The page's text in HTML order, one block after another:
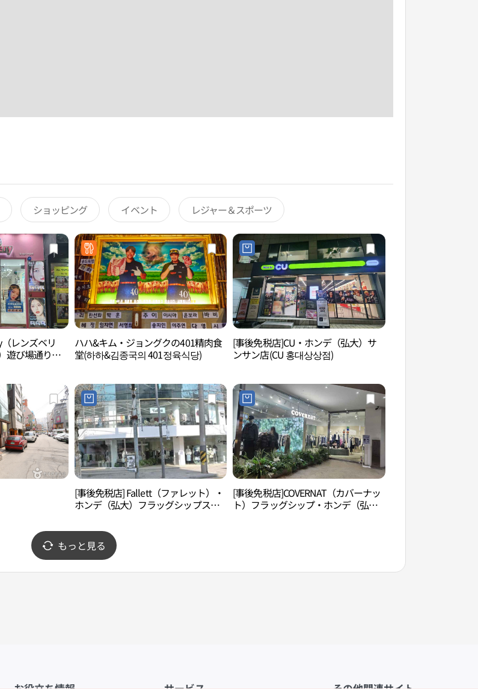
ショッピング イベント レジャー＆スポーツ
レンズベリ
遊び場通り店
ハハ&キム・ジョングクの401精肉食
堂(하하&김종국의 401정육식당)
[事後免税店]CU・ホンデ（弘大）サ
ンサン店(CU 홍대상상점)
[事後免税店] Fallett（ファレット）・
ホンデ（弘大）フラッグシップスト
[事後免税店]COVERNAT（カバーナッ
ト）フラッグシップ・ホンデ（弘
もっと見る